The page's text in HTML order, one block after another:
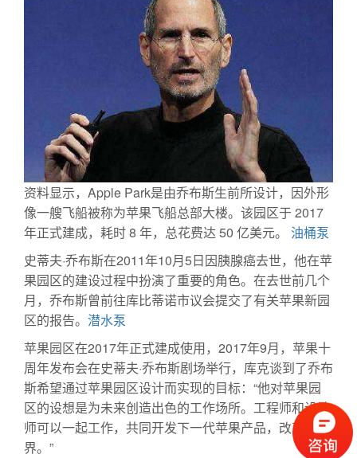
资料显示，Apple Park是由乔布斯生前所设计，因外形
像一艘飞船被称为苹果飞船总部大楼。该园区于 2017
年正式建成，耗时 8 年，总花费达 50 亿美元。 油桶泵
史蒂夫·乔布斯在2011年10月5日因胰腺癌去世，他在苹
果园区的建设过程中扮演了重要的角色。在去世前几个
月，乔布斯曾前往库比蒂诺市议会提交了有关苹果新园
区的报告。 潜水泵
苹果园区在2017年正式建成使用，2017年9月，苹果十
周年发布会在史蒂夫·乔布斯剧场举行，库克谈到了乔布
斯希望通过苹果园区设计而实现的目标：“他对苹果园
区的设想是为未来创造出色的工作场所。工程师和设计
师可以一起工作，共同开发下一代苹果产品，改变世
界。”